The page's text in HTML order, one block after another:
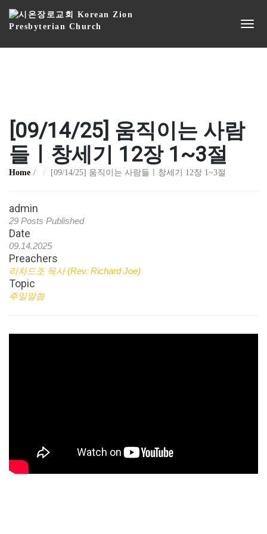
[09/14/25] 움직이는 사람
들ㅣ창세기 12장 1~3절
Home [09/14/25] 움직이는 사람들ㅣ창세기 12장 1~3절
admin
29 Posts Published
Date
09.14.2025
Preachers
리차드조 목사 (Rev. Richard Joe)
Topic
주일말씀